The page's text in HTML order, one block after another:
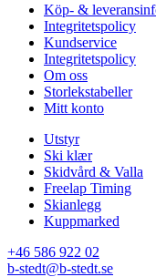
Köp- &
Integritetspolicy
Kundservice
Integritetspolicy
Om oss
Storlekstabeller
Mitt konto
Utstyr
Ski klær
Skidvård & Valla
Freelap Timing
Skianlegg
Kuppmarked
+46 586 922 02
b-stedt@b-stedt.se